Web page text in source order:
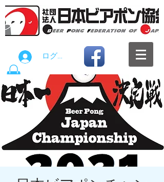
ログイン